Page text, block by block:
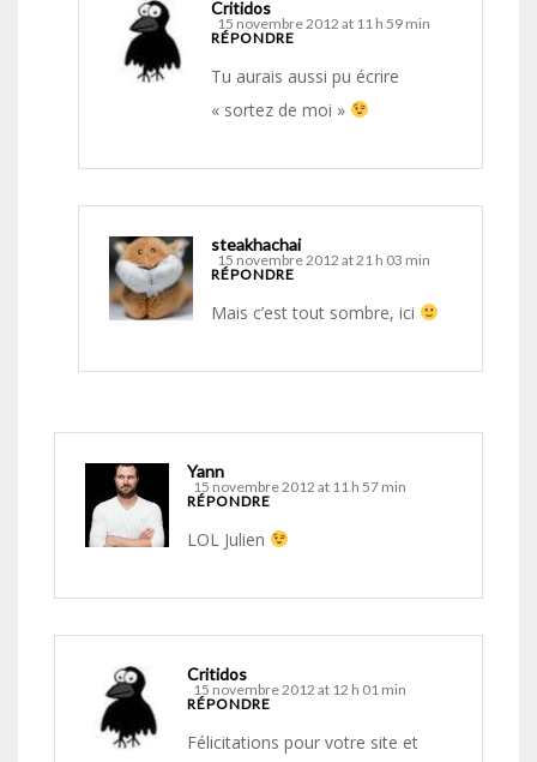
Critidos
15 novembre 2012 at 11 h 59 min
RÉPONDRE
Tu aurais aussi pu écrire
« sortez de moi »
steakhachai
15 novembre 2012 at 21 h 03 min
RÉPONDRE
Mais c’est tout sombre, ici
Yann
15 novembre 2012 at 11 h 57 min
RÉPONDRE
LOL Julien
Critidos
15 novembre 2012 at 12 h 01 min
RÉPONDRE
Félicitations pour votre site et